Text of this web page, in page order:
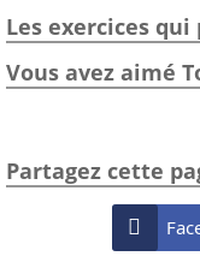
Les exercices
Vous avez aimé
Partagez cette
